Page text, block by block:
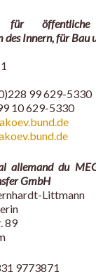
für
des Innern, für Bau
99 629-5330
10 629-5330
allemand du
GmbH
Littmann
89
9773871